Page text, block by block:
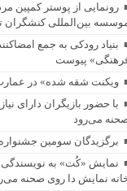
دنبال نان می‌گردد!
رونمایی از پوستر کمپین
بین‌المللی کنشگران
بنیاد رودکی به جمع
پیوست
ویکنت شقه شده» در
با حضور بازیگران دارای
می‌رود
برگزیدگان سومین
نمایش دا روی صحنه